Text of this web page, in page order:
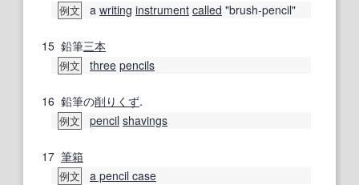
例文 a writing instrument called "brush-pencil"
15 鉛筆三本
例文 three pencils
16 鉛筆の削りくず.
例文 pencil shavings
17 筆箱
例文 a pencil case